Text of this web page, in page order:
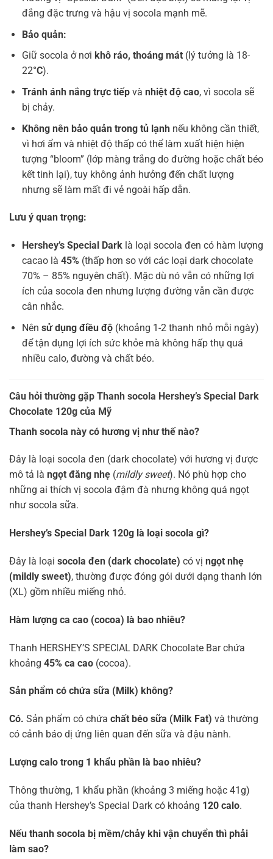
đắng đặc trưng và hậu vị socola mạnh mẽ.
Bảo quản:
Giữ socola ở nơi khô ráo, thoáng mát(lý tưởng là 18-
22°C).
Tránh ánh nắng trực tiếpvà nhiệt độ cao, vì socola sẽ
bị chảy.
Không nên bảo quản trong tủ lạnhnếu không cần thiết,
vì hơi ẩm và nhiệt độ thấp có thể làm xuất hiện hiện
tượng “bloom” (lớp màng trắng do đường hoặc chất béo
kết tinh lại), tuy không ảnh hưởng đến chất lượng
nhưng sẽ làm mất đi vẻ ngoài hấp dẫn.
Lưu ý quan trọng:
Hershey’s Special Darklà loại socola đen có hàm lượng
cacao là 45% (thấp hơn so với các loại dark chocolate
70% – 85% nguyên chất). Mặc dù nó vẫn có những lợi
ích của socola đen nhưng lượng đường vẫn cần được
cân nhắc.
Nên sử dụng điều độ(khoảng 1-2 thanh nhỏ mỗi ngày)
để tận dụng lợi ích sức khỏe mà không hấp thụ quá
nhiều calo, đường và chất béo.
Câu hỏi thường gặp Thanh socola Hershey’s Special Dark
Chocolate 120g của Mỹ
Thanh socola này có hương vị như thế nào?
Đây là loại socola đen (dark chocolate) với hương vị được
mô tả là ngọt đắng nhẹ (mildly sweet). Nó phù hợp cho
những ai thích vị socola đậm đà nhưng không quá ngọt
như socola sữa.
Hershey’s Special Dark 120g là loại socola gì?
Đây là loại socola đen (dark chocolate) có vị ngọt nhẹ
(mildly sweet), thường được đóng gói dưới dạng thanh lớn
(XL) gồm nhiều miếng nhỏ.
Hàm lượng ca cao (cocoa) là bao nhiêu?
Thanh HERSHEY’S SPECIAL DARK Chocolate Bar chứa
khoảng 45% ca cao (cocoa).
Sản phẩm có chứa sữa (Milk) không?
Có. Sản phẩm có chứa chất béo sữa (Milk Fat) và thường
có cảnh báo dị ứng liên quan đến sữa và đậu nành.
Lượng calo trong 1 khẩu phần là bao nhiêu?
Thông thường, 1 khẩu phần (khoảng 3 miếng hoặc 41g)
của thanh Hershey’s Special Dark có khoảng 120 calo.
Nếu thanh socola bị mềm/chảy khi vận chuyển thì phải
làm sao?